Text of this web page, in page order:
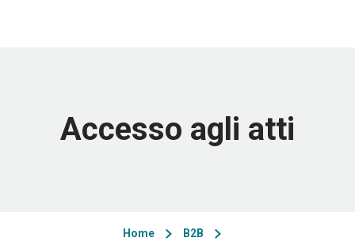
Accesso agli atti
Home B2B